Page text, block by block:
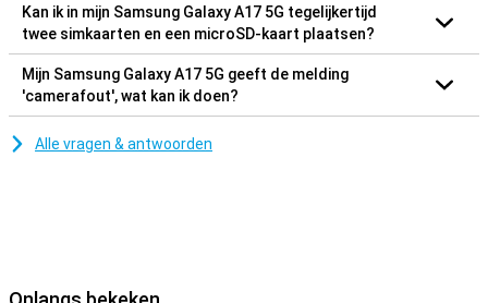
Kan ik in mijn Samsung Galaxy A17 5G tegelijkertijd
twee simkaarten en een microSD-kaart plaatsen?
Mijn Samsung Galaxy A17 5G geeft de melding
'camerafout', wat kan ik doen?
Alle vragen & antwoorden